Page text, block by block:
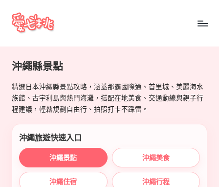
Skip
七
桃
玩
日
本
沖繩縣景點
精選日本沖繩縣景點攻略，涵蓋那霸國際通、首里城、美麗海水
族館、古宇利島與熱門海灘，搭配在地美食、交通動線與親子行
程建議，輕鬆規劃自由行、拍照打卡不踩雷。
沖繩旅遊快速入口
沖繩景點 沖繩美食
沖繩住宿 沖繩行程